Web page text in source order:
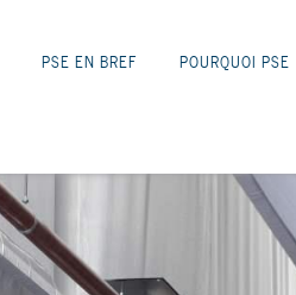
PSE EN BREF POURQUOI PSE